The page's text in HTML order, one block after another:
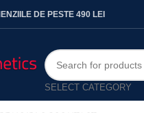
DE PESTE 490 LEI
SELECT CATEGORY